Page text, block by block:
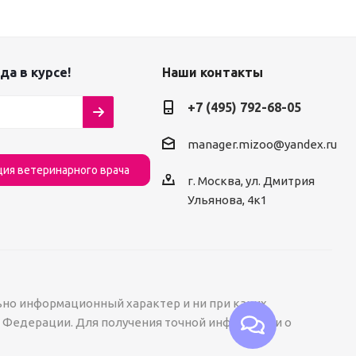
в курсе!
ветеринарного врача
Наши контакты
+7 (495) 792-68-05
manager.mizoo@yandex.ru
г. Москва, ул. Дмитрия
Ульянова, 4к1
информационный характер и ни при каких
Федерации. Для получения точной информации о